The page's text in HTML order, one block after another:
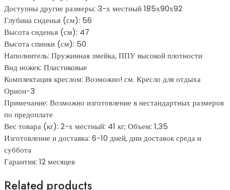
Доступны другие размеры: 3-х местный 185х90х92
Глубина сиденья (см): 56
Высота сиденья (см): 47
Высота спинки (см): 50
Наполнитель: Пружинная змейка, ППУ высокой плотности
Вид ножек: Пластиковые
Комплектация креслом: Возможно! см. Кресло для отдыха
Орион-3
Примечание: Возможно изготовление в нестандартных размеров
по предоплате
Вес товара (кг): 2-х местный: 41 кг; Объем: 1,35
Изготовление и доставка: 6-10 дней, дни доставок среда и
суббота
Гарантия: 12 месяцев
Related products